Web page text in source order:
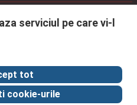
TVA
TVA
serviciul pe care vi-l
tot
cookie-urile